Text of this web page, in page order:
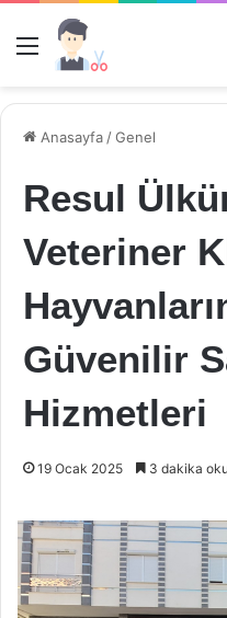
Menü
Anasayfa /Genel
Resul
Veteriner
Güvenilir
Hizmetleri
19 Ocak 2025 3 dakika